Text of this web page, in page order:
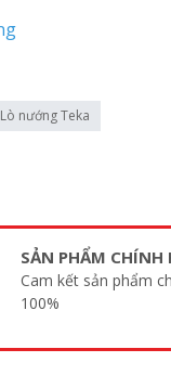
Lò nướng Teka
SẢN PHẨM CHÍNH
Cam kết sản phẩm
100%